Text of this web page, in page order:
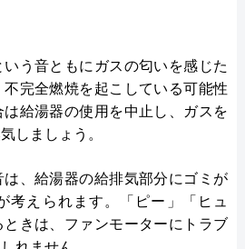
う音ともにガスの匂いを感じた
完全燃焼を起こしている可能性
給湯器の使用を中止し、ガスを
しましょう。
は、給湯器の給排気部分にゴミが
考えられます。「ピー」「ヒュ
きは、ファンモーターにトラブ